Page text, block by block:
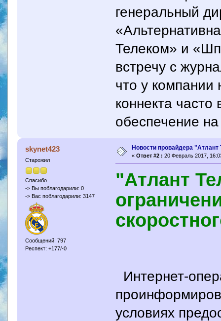
генеральный
Телеком» и
встречу с
что у компании
коннекта
обеспечение
skynet423
Старожил
Спасибо
-> Вы поблагодарили: 0
-> Вас поблагодарили: 3147
Сообщений: 797
Респект: +177/-0
Новости провайдера "Атлант
« Ответ #2 : 20 Февраль 2017,
"Атлант
Интернет-
условиях